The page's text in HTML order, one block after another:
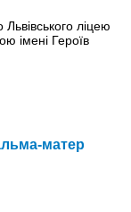
ліцею
імені Героїв
матер